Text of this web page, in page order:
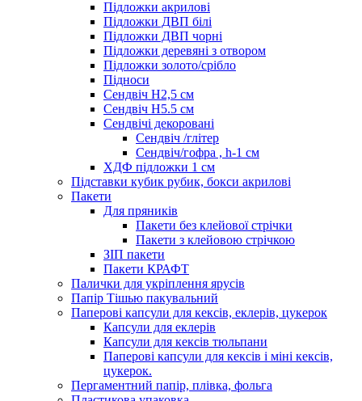
Підложки акрилові
Підложки ДВП білі
Підложки ДВП чорні
Підложки деревяні з отвором
Підложки золото/срібло
Підноси
Сендвіч H2,5 см
Сендвіч H5.5 см
Сендвічі декоровані
Сендвіч /глітер
Сендвіч/гофра , h-1 см
ХДФ підложки 1 см
Підставки кубик рубик, бокси акрилові
Пакети
Для пряників
Пакети без клейової стрічки
Пакети з клейовою стрічкою
ЗІП пакети
Пакети КРАФТ
Палички для укріплення ярусів
Папір Тішью пакувальний
Паперові капсули для кексів, еклерів, цукерок
Капсули для еклерів
Капсули для кексів тюльпани
Паперові капсули для кексів і міні кексів,
цукерок.
Пергаментний папір, плівка, фольга